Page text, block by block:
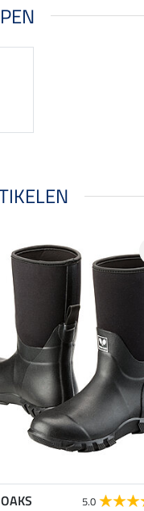
5.0